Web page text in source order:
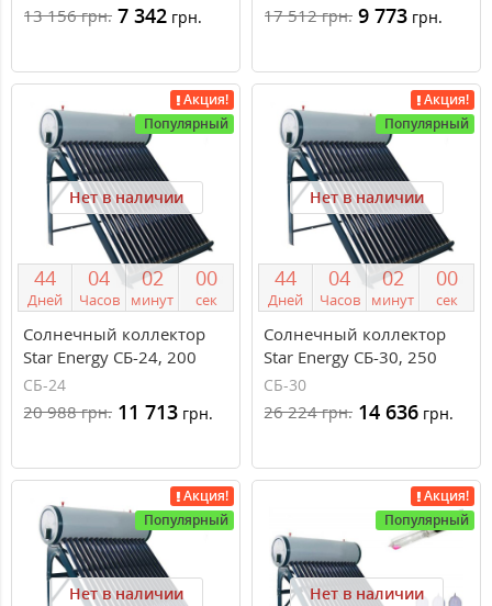
13 156грн. 7 342 грн. 17 512грн. 9 773 грн.
Акция!
Популярный
Нет в наличии
44
Дней
04
Часов
02
минут
00
сек
Солнечный коллектор
Star Energy СБ-24, 200
литров, сезонный
СБ-24
20 988грн. 11 713 грн.
Акция!
Популярный
Нет в наличии
44
Дней
04
Часов
02
минут
00
сек
Солнечный коллектор
Star Energy СБ-30, 250
литров, сезонный
СБ-30
26 224грн. 14 636 грн.
Акция!
Популярный
Нет в наличии
Акция!
Популярный
Нет в наличии